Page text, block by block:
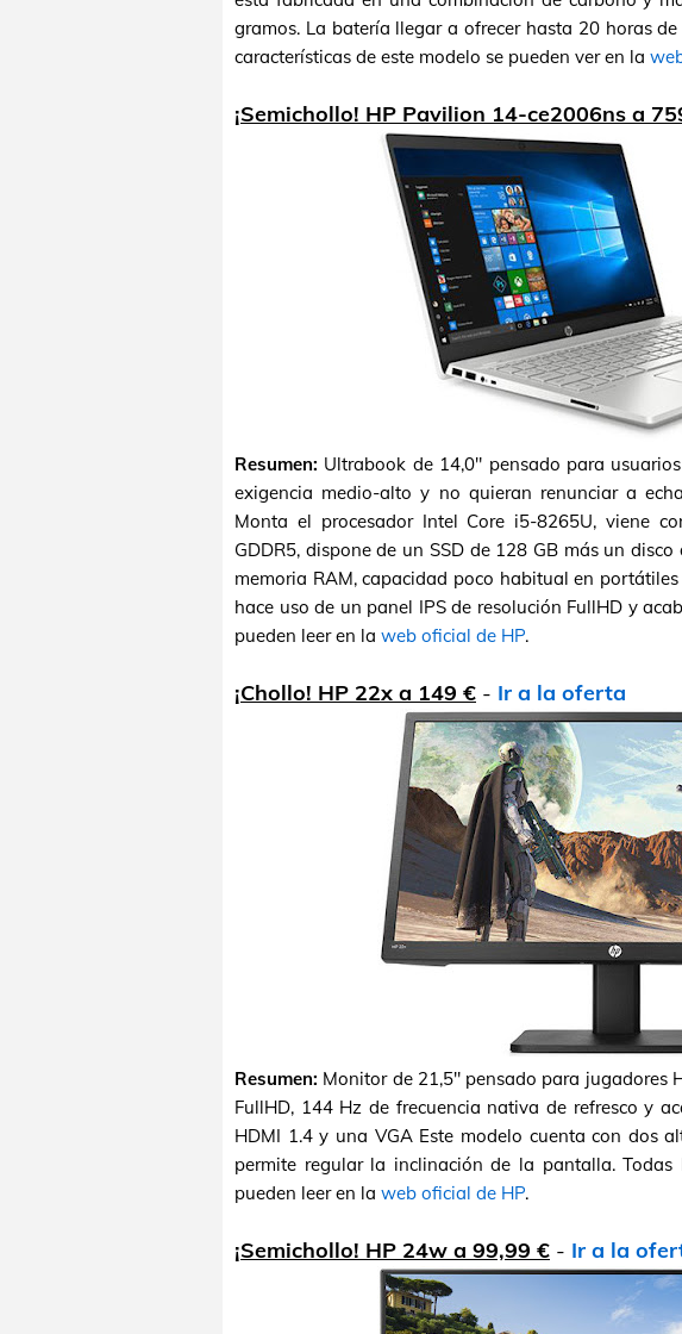
gramos. La batería llegar a ofrecer hasta 20 horas
características de este modelo se pueden ver en la
¡Semichollo! HP Pavilion 14-ce2006ns a
Resumen: Ultrabook de 14,0" pensado para
exigencia medio-alto y no quieran renunciar a
Monta el procesador Intel Core i5-8265U, viene
GDDR5, dispone de un SSD de 128 GB más un
memoria RAM, capacidad poco habitual en
hace uso de un panel IPS de resolución FullHD y
pueden leer en la web oficial de HP.
¡Chollo! HP 22x a 149 € - Ir a la oferta
Resumen: Monitor de 21,5" pensado para jugadores
FullHD, 144 Hz de frecuencia nativa de refresco y
HDMI 1.4 y una VGA Este modelo cuenta con dos
permite regular la inclinación de la pantalla. Todas
pueden leer en la web oficial de HP.
¡Semichollo! HP 24w a 99,99 € - Ir a la